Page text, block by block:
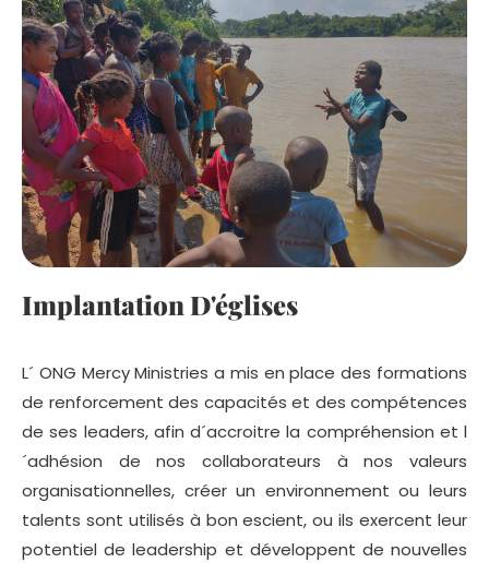
Implantation D'églises
L´ ONG Mercy Ministries a mis en place des formations
de renforcement des capacités et des compétences
de ses leaders, afin d´accroitre la compréhension et l
´adhésion de nos collaborateurs à nos valeurs
organisationnelles, créer un environnement ou leurs
talents sont utilisés à bon escient, ou ils exercent leur
potentiel de leadership et développent de nouvelles